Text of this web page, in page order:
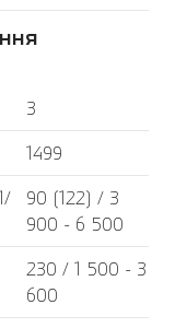
3
1499
90 (122) / 3
900 - 6 500
230 / 1 500 - 3
600